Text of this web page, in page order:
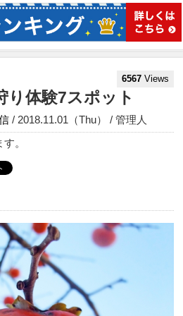
6567 Views
り体験7スポット
/ 2018.11.01（Thu） / 管理人
。